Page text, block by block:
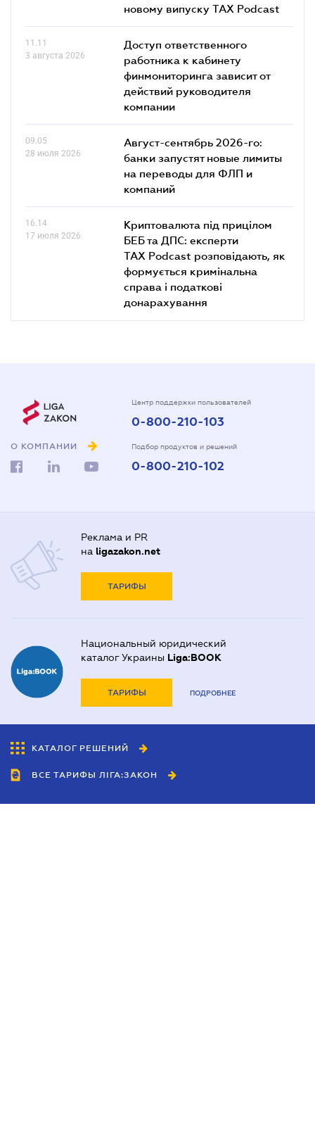
новому випуску TAX Podcast
11.11
3 августа 2026
Доступ ответственного
работника к кабинету
финмониторинга зависит от
действий руководителя
компании
09.05
28 июля 2026
Август-сентябрь 2026-го:
банки запустят новые лимиты
на переводы для ФЛП и
компаний
16.14
17 июля 2026
Криптовалюта під прицілом
БЕБ та ДПС: експерти
TAX Podcast розповідають, як
формується кримінальна
справа і податкові
донарахування
О КОМПАНИИ
Центр поддержки пользователей
0-800-210-103
Подбор продуктов и решений
0-800-210-102
Реклама и PR
на ligazakon.net
ТАРИФЫ
Национальный юридический
каталог Украины Liga:BOOK
ТАРИФЫ ПОДРОБНЕЕ
КАТАЛОГ РЕШЕНИЙ
ВСЕ ТАРИФЫ ЛІГА:ЗАКОН